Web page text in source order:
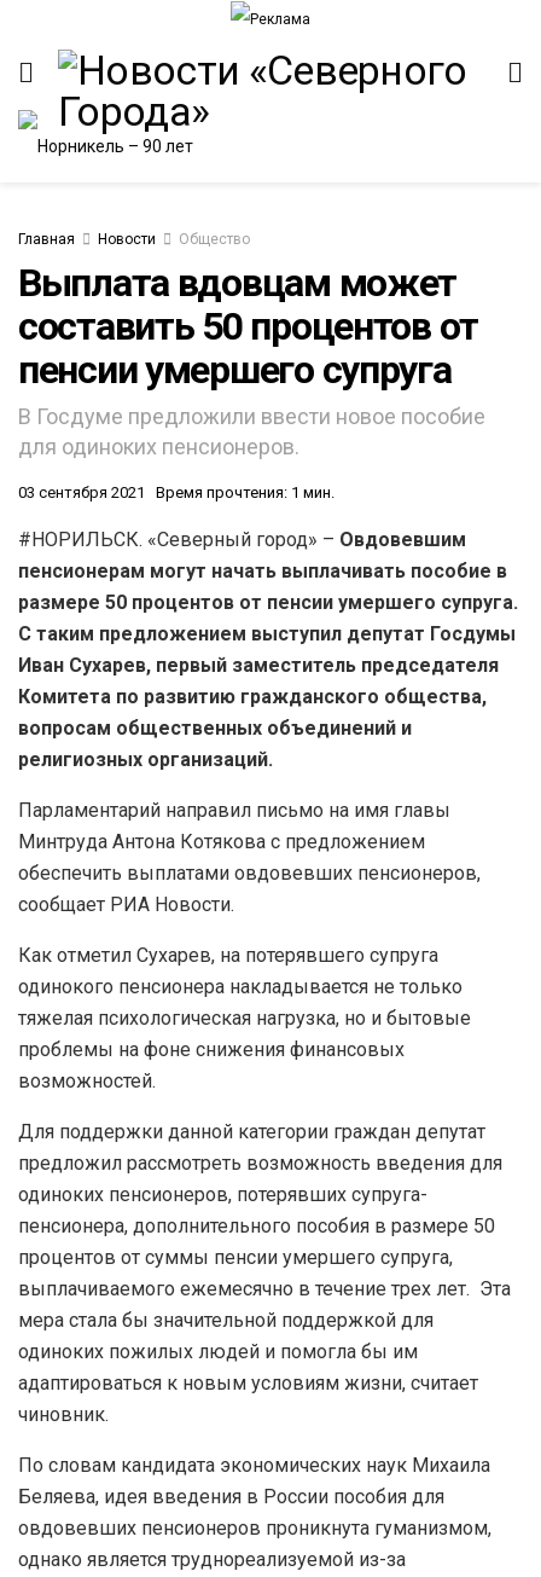
Главная Новости Общество
Выплата вдовцам может
составить 50 процентов от
пенсии умершего супруга
В Госдуме предложили ввести новое пособие
для одиноких пенсионеров.
03 сентября 2021 Время прочтения: 1 мин.
#НОРИЛЬСК. «Северный город» – Овдовевшим
пенсионерам могут начать выплачивать пособие в
размере 50 процентов от пенсии умершего супруга.
С таким предложением выступил депутат Госдумы
Иван Сухарев, первый заместитель председателя
Комитета по развитию гражданского общества,
вопросам общественных объединений и
религиозных организаций.
Парламентарий направил письмо на имя главы
Минтруда Антона Котякова с предложением
обеспечить выплатами овдовевших пенсионеров,
сообщает РИА Новости.
Как отметил Сухарев, на потерявшего супруга
одинокого пенсионера накладывается не только
тяжелая психологическая нагрузка, но и бытовые
проблемы на фоне снижения финансовых
возможностей.
Для поддержки данной категории граждан депутат
предложил рассмотреть возможность введения для
одиноких пенсионеров, потерявших супруга-
пенсионера, дополнительного пособия в размере 50
процентов от суммы пенсии умершего супруга,
выплачиваемого ежемесячно в течение трех лет. Эта
мера стала бы значительной поддержкой для
одиноких пожилых людей и помогла бы им
адаптироваться к новым условиям жизни, считает
чиновник.
По словам кандидата экономических наук Михаила
Беляева, идея введения в России пособия для
овдовевших пенсионеров проникнута гуманизмом,
однако является труднореализуемой из-за